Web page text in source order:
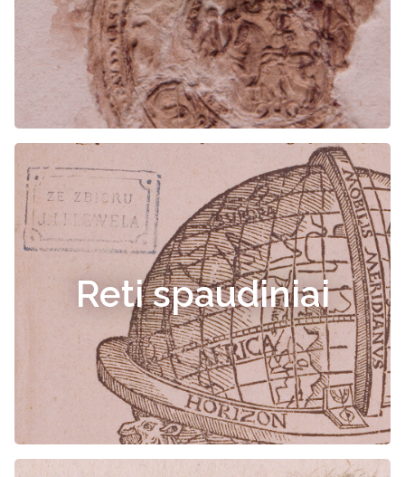
Reti spaudiniai